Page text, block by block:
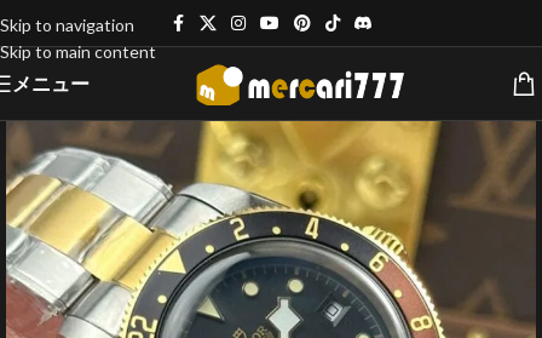
Skip to navigation
Skip to main content
メニュー